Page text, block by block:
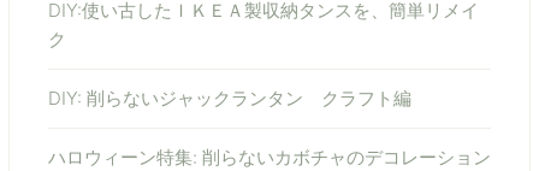
DIY:使い古したＩＫＥＡ製収納タンスを、簡単リメイ
ク
DIY: 削らないジャックランタン クラフト編
ハロウィーン特集: 削らないカボチャのデコレーション